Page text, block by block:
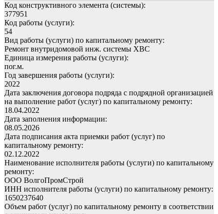
Код конструктивного элемента (системы):
377951
Код работы (услуги):
54
Вид работы (услуги) по капитальному ремонту:
Ремонт внутридомовой инж. системы ХВС
Единица измерения работы (услуги):
пог.м.
Год завершения работы (услуги):
2022
Дата заключения договора подряда с подрядной организацией
на выполнение работ (услуг) по капитальному ремонту:
18.04.2022
Дата заполнения информации:
08.05.2026
Дата подписания акта приемки работ (услуг) по
капитальному ремонту:
02.12.2022
Наименование исполнителя работы (услуги) по капитальному
ремонту:
ООО ВолгоПромСтрой
ИНН исполнителя работы (услуги) по капитальному ремонту:
1650237640
Объем работ (услуг) по капитальному ремонту в соответствии